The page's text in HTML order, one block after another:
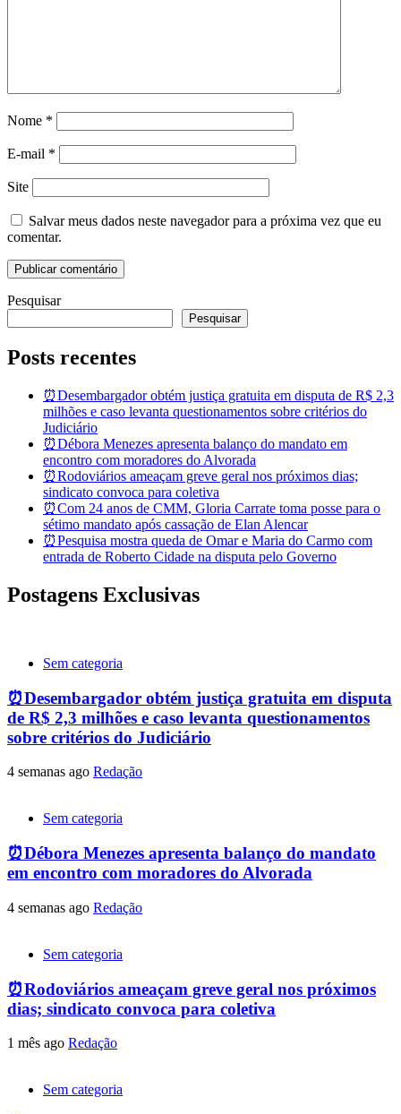
Nome *
E-mail *
Site
Salvar meus dados neste navegador para a próxima vez que eu
comentar.
Pesquisar
Pesquisar
Posts recentes
⏰Desembargador obtém justiça gratuita em disputa de R$ 2,3
milhões e caso levanta questionamentos sobre critérios do
Judiciário
⏰Débora Menezes apresenta balanço do mandato em
encontro com moradores do Alvorada
⏰Rodoviários ameaçam greve geral nos próximos dias;
sindicato convoca para coletiva
⏰Com 24 anos de CMM, Gloria Carrate toma posse para o
sétimo mandato após cassação de Elan Alencar
⏰Pesquisa mostra queda de Omar e Maria do Carmo com
entrada de Roberto Cidade na disputa pelo Governo
Postagens Exclusivas
Sem categoria
⏰Desembargador obtém justiça gratuita em disputa
de R$ 2,3 milhões e caso levanta questionamentos
sobre critérios do Judiciário
4 semanas ago Redação
Sem categoria
⏰Débora Menezes apresenta balanço do mandato
em encontro com moradores do Alvorada
4 semanas ago Redação
Sem categoria
⏰Rodoviários ameaçam greve geral nos próximos
dias; sindicato convoca para coletiva
1 mês ago Redação
Sem categoria